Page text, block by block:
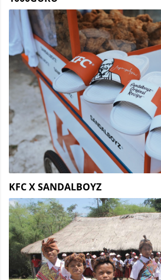
KFC X SANDALBOYZ